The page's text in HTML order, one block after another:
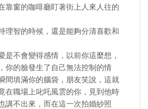
靠窗的咖啡廳盯著街上人來人往的
理智的時候，還是能夠分清喜歡和
是不會變得感情，以前你這麼想，
你的臉發生了自己無法控制的情
間填滿你的腦袋，朋友笑說，這就
在職場上叱吒風雲的你，見到他時
講不出來，而在這一次拍婚紗照